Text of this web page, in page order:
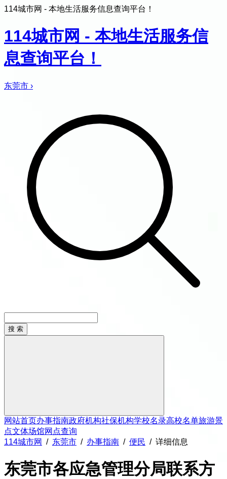
114城市网 - 本地生活服务信息查询平台！
114城市网 - 本地生活服务信
息查询平台！
东莞市 ›
网站首页办事指南政府机构社保机构学校名录高校名单旅游景
点文体场馆网点查询
114城市网
/ 东莞市 / 办事指南 / 便民 / 详细信息
东莞市各应急管理分局联系方